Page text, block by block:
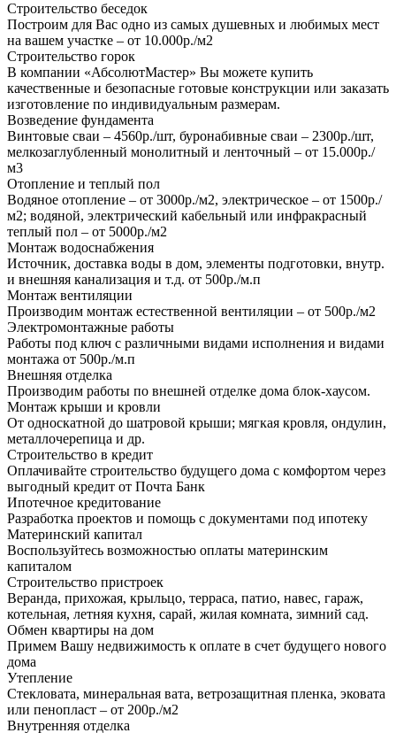
Строительство беседок
Построим для Вас одно из самых душевных и любимых мест
на вашем участке – от 10.000р./м2
Строительство горок
В компании «АбсолютМастер» Вы можете купить
качественные и безопасные готовые конструкции или заказать
изготовление по индивидуальным размерам.
Возведение фундамента
Винтовые сваи – 4560р./шт, буронабивные сваи – 2300р./шт,
мелкозаглубленный монолитный и ленточный – от 15.000р./
м3
Отопление и теплый пол
Водяное отопление – от 3000р./м2, электрическое – от 1500р./
м2; водяной, электрический кабельный или инфракрасный
теплый пол – от 5000р./м2
Монтаж водоснабжения
Источник, доставка воды в дом, элементы подготовки, внутр.
и внешняя канализация и т.д. от 500р./м.п
Монтаж вентиляции
Производим монтаж естественной вентиляции – от 500р./м2
Электромонтажные работы
Работы под ключ с различными видами исполнения и видами
монтажа от 500р./м.п
Внешняя отделка
Производим работы по внешней отделке дома блок-хаусом.
Монтаж крыши и кровли
От односкатной до шатровой крыши; мягкая кровля, ондулин,
металлочерепица и др.
Строительство в кредит
Оплачивайте строительство будущего дома с комфортом через
выгодный кредит от Почта Банк
Ипотечное кредитование
Разработка проектов и помощь с документами под ипотеку
Материнский капитал
Воспользуйтесь возможностью оплаты материнским
капиталом
Строительство пристроек
Веранда, прихожая, крыльцо, терраса, патио, навес, гараж,
котельная, летняя кухня, сарай, жилая комната, зимний сад.
Обмен квартиры на дом
Примем Вашу недвижимость к оплате в счет будущего нового
дома
Утепление
Стекловата, минеральная вата, ветрозащитная пленка, эковата
или пенопласт – от 200р./м2
Внутренняя отделка